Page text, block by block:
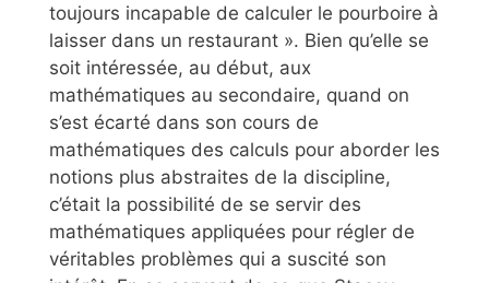
toujours incapable de calculer le pourboire à
laisser dans un restaurant ». Bien qu’elle se
soit intéressée, au début, aux
mathématiques au secondaire, quand on
s’est écarté dans son cours de
mathématiques des calculs pour aborder les
notions plus abstraites de la discipline,
c’était la possibilité de se servir des
mathématiques appliquées pour régler de
véritables problèmes qui a suscité son